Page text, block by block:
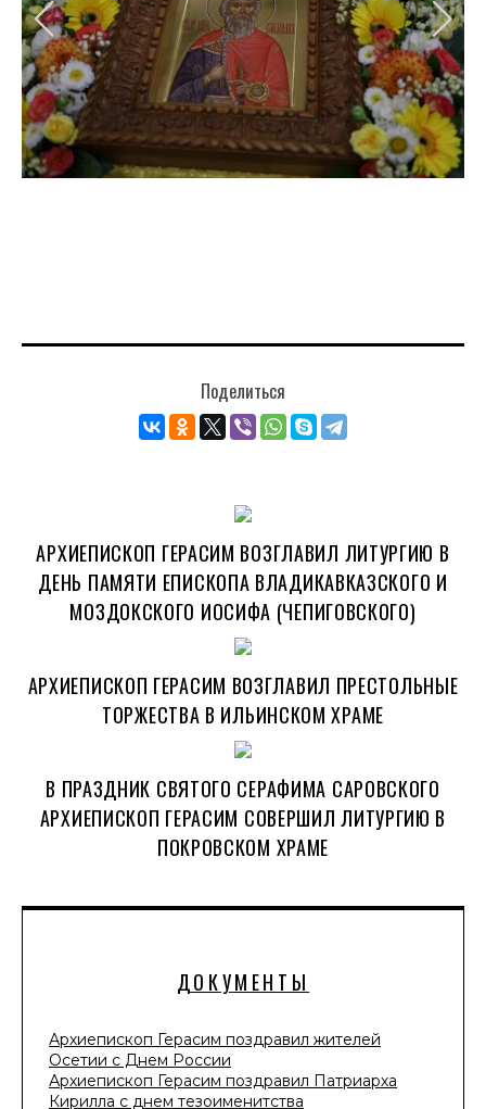
ДОКУМЕНТЫ
Архиепископ Герасим поздравил жителей
Осетии с Днем России
Архиепископ Герасим поздравил Патриарха
Кирилла с днем тезоименитства
Поделиться
АРХИЕПИСКОП ГЕРАСИМ ВОЗГЛАВИЛ ЛИТУРГИЮ В
ДЕНЬ ПАМЯТИ ЕПИСКОПА ВЛАДИКАВКАЗСКОГО И
МОЗДОКСКОГО ИОСИФА (ЧЕПИГОВСКОГО)
АРХИЕПИСКОП ГЕРАСИМ ВОЗГЛАВИЛ ПРЕСТОЛЬНЫЕ
ТОРЖЕСТВА В ИЛЬИНСКОМ ХРАМЕ
В ПРАЗДНИК СВЯТОГО СЕРАФИМА САРОВСКОГО
АРХИЕПИСКОП ГЕРАСИМ СОВЕРШИЛ ЛИТУРГИЮ В
ПОКРОВСКОМ ХРАМЕ